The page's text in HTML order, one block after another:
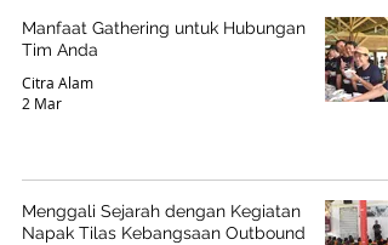
Manfaat Gathering untuk Hubungan
Tim Anda
Citra Alam
2 Mar
Menggali Sejarah dengan Kegiatan
Napak Tilas Kebangsaan Outbound